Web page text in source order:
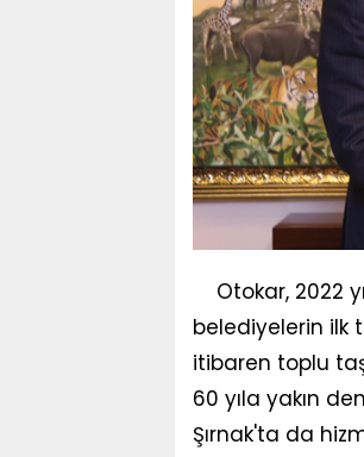
Otokar, 2022
belediyelerin ilk
itibaren toplu
60 yıla yakın
Şırnak'ta da